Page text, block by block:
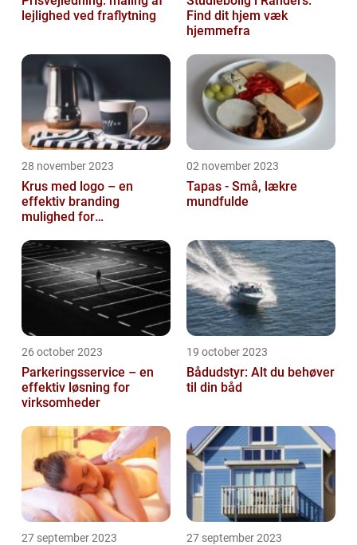
lejlighed ved fraflytning
Find dit hjem væk
hjemmefra
28 november 2023
Krus med logo – en
effektiv branding
mulighed for
02 november 2023
Tapas - Små, lækre
mundfulde
26 october 2023
Parkeringsservice – en
effektiv løsning for
virksomheder
19 october 2023
Bådudstyr: Alt du behøver
til din båd
27 september 2023 27 september 2023